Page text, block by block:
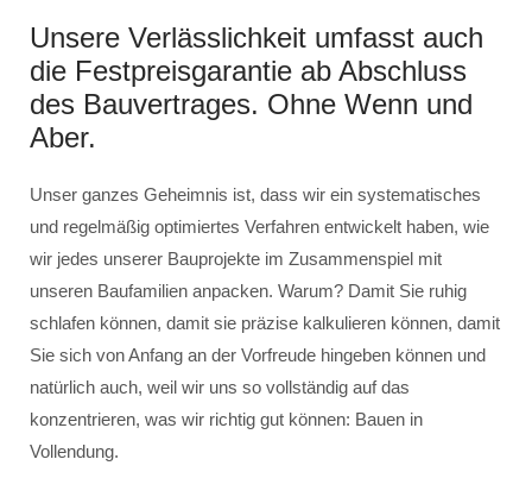
Unsere Verlässlichkeit umfasst auch
die Festpreisgarantie ab Abschluss
des Bauvertrages. Ohne Wenn und
Aber.
Unser ganzes Geheimnis ist, dass wir ein systematisches
und regelmäßig optimiertes Verfahren entwickelt haben, wie
wir jedes unserer Bauprojekte im Zusammenspiel mit
unseren Baufamilien anpacken. Warum? Damit Sie ruhig
schlafen können, damit sie präzise kalkulieren können, damit
Sie sich von Anfang an der Vorfreude hingeben können und
natürlich auch, weil wir uns so vollständig auf das
konzentrieren, was wir richtig gut können: Bauen in
Vollendung.